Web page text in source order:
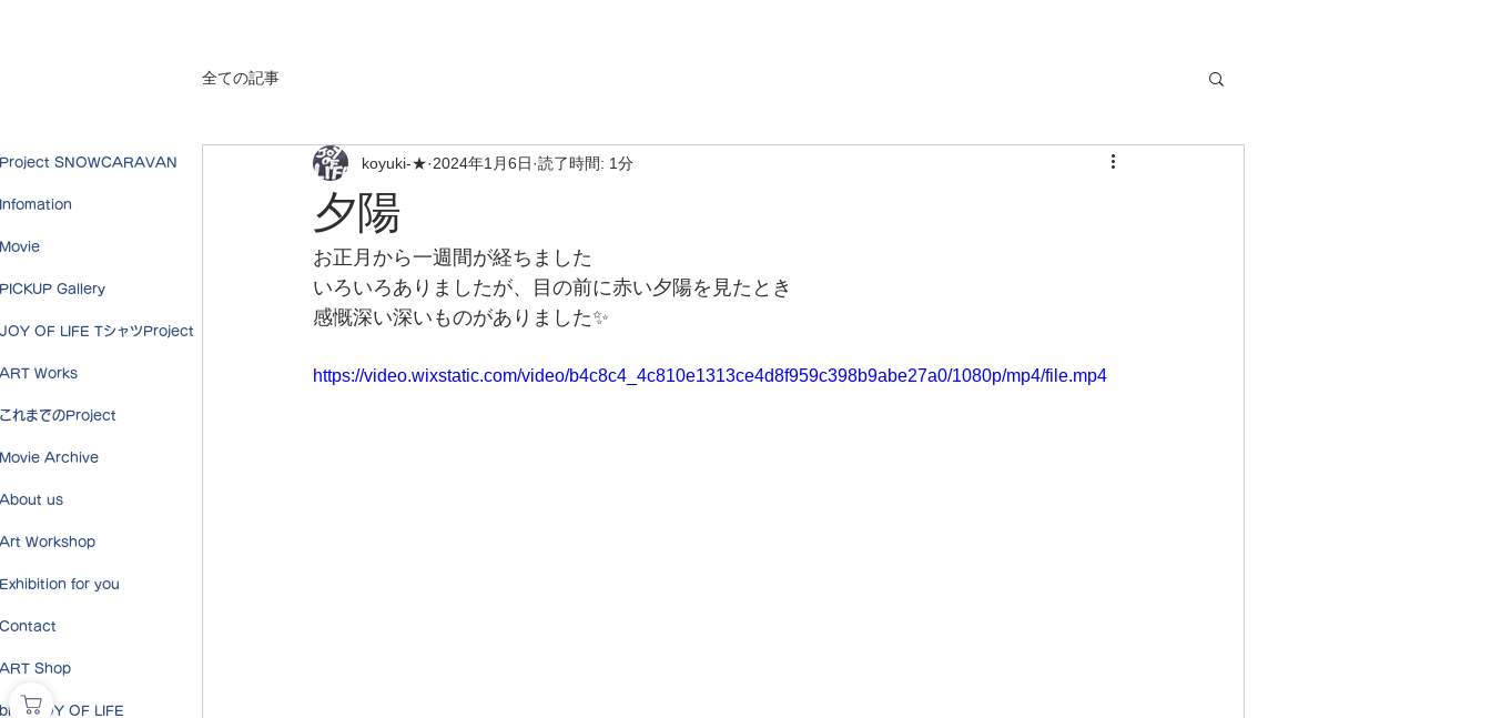
全ての記事
夕陽
koyuki-★ 2024年1月6日 読了時間: 1分
お正月から一週間が経ちました
いろいろありましたが、目の前に赤い夕陽を見たとき
感慨深い深いものがありました✨
https://video.wixstatic.com/video/b4c8c4_4c810e1313ce4d8f959c398b9abe27a0/1080p/mp4/file.mp4
Project SNOWCARAVAN
Infomation
Movie
PICKUP Gallery
JOY OF LIFE TシャツProject
ART Works
これまでのProject
Movie Archive
About us
Art Workshop
Exhibition for you
Contact
ART Shop
blog JOY OF LIFE